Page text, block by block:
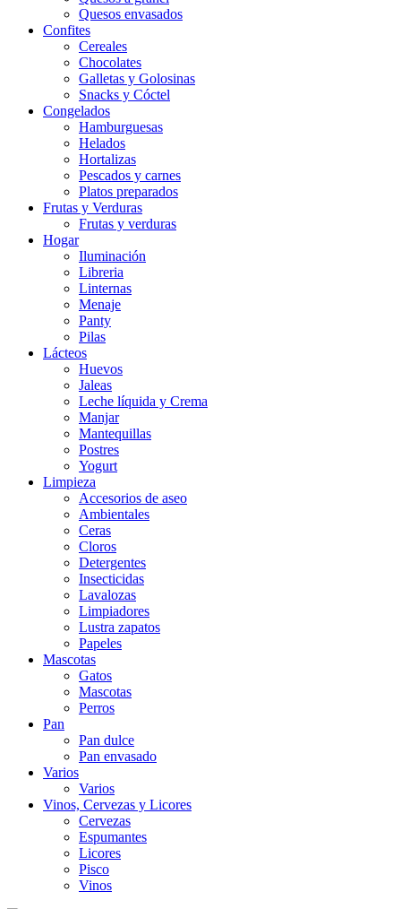
Quesos envasados
Confites
Cereales
Chocolates
Galletas y Golosinas
Snacks y Cóctel
Congelados
Hamburguesas
Helados
Hortalizas
Pescados y carnes
Platos preparados
Frutas y Verduras
Frutas y verduras
Hogar
Iluminación
Libreria
Linternas
Menaje
Panty
Pilas
Lácteos
Huevos
Jaleas
Leche líquida y Crema
Manjar
Mantequillas
Postres
Yogurt
Limpieza
Accesorios de aseo
Ambientales
Ceras
Cloros
Detergentes
Insecticidas
Lavalozas
Limpiadores
Lustra zapatos
Papeles
Mascotas
Gatos
Mascotas
Perros
Pan
Pan dulce
Pan envasado
Varios
Varios
Vinos, Cervezas y Licores
Cervezas
Espumantes
Licores
Pisco
Vinos